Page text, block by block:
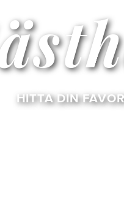
HITTA DIN